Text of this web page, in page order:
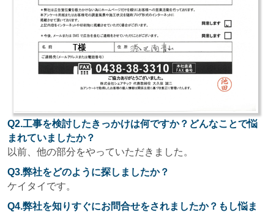
Q2.工事を検討したきっかけは何ですか？どんなことで悩
まれていましたか？
以前、他の部分をやっていただきました。
Q3.弊社をどのように探しましたか？
ケイタイです。
Q4.弊社を知りすぐにお問合せをされましたか？もし悩ま